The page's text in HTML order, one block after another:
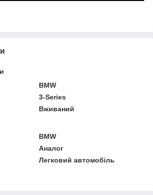
BMW
3-Series
Вживаний
BMW
Аналог
Легковий автомобіль